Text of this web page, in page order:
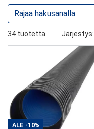
ALE -10%
34 tuotetta Järjestys: